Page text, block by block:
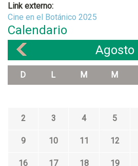
Link externo:
Cine en el Botánico 2025
Calendario
Agosto
D L M M
2 3 4 5
9 10 11 12
16 17 18 19